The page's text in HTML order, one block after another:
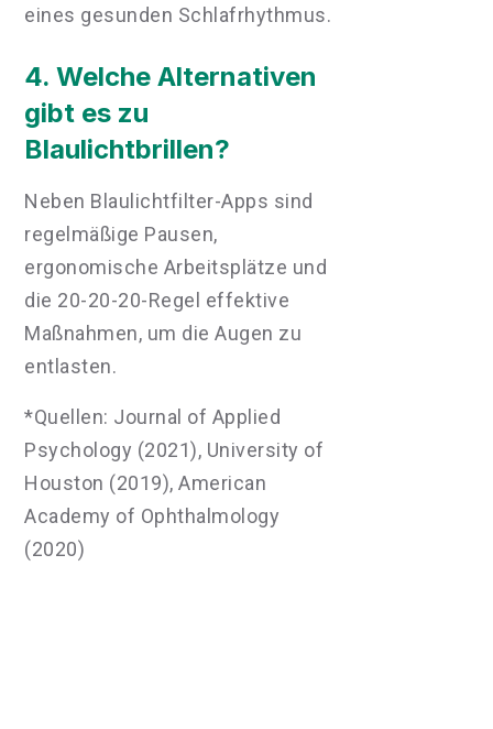
eines gesunden Schlafrhythmus.
4. Welche Alternativen
gibt es zu
Blaulichtbrillen?
Neben Blaulichtfilter-Apps sind
regelmäßige Pausen,
ergonomische Arbeitsplätze und
die 20-20-20-Regel effektive
Maßnahmen, um die Augen zu
entlasten.
*Quellen: Journal of Applied
Psychology (2021), University of
Houston (2019), American
Academy of Ophthalmology
(2020)